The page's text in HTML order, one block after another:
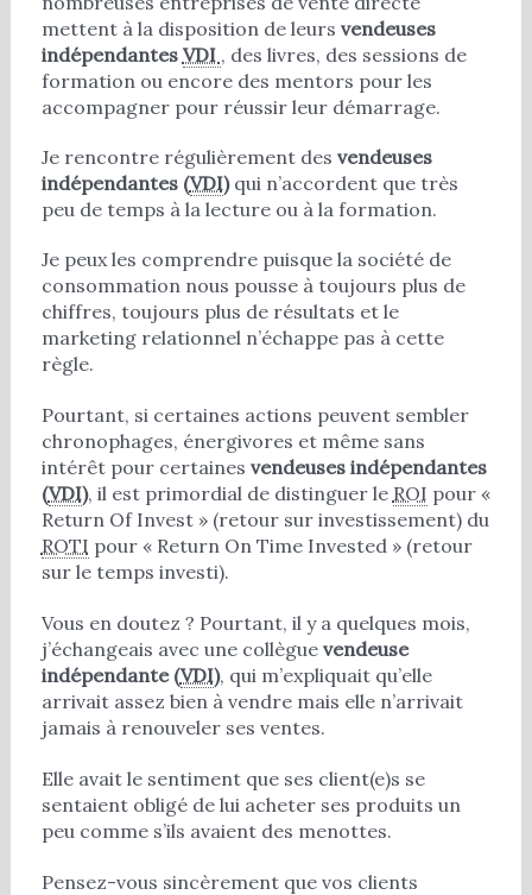
mettent à la disposition de leurs vendeuses
indépendantes VDI , des livres, des sessions de
formation ou encore des mentors pour les
accompagner pour réussir leur démarrage.
Je rencontre régulièrement des vendeuses
indépendantes (VDI)qui n’accordent que très
peu de temps à la lecture ou à la formation.
Je peux les comprendre puisque la société de
consommation nous pousse à toujours plus de
chiffres, toujours plus de résultats et le
marketing relationnel n’échappe pas à cette
règle.
Pourtant, si certaines actions peuvent sembler
chronophages, énergivores et même sans
intérêt pour certaines vendeuses indépendantes
(VDI), il est primordial de distinguer le ROI pour «
Return Of Invest » (retour sur investissement) du
ROTI pour « Return On Time Invested » (retour
sur le temps investi).
Vous en doutez ? Pourtant, il y a quelques mois,
j’échangeais avec une collègue vendeuse
indépendante (VDI), qui m’expliquait qu’elle
arrivait assez bien à vendre mais elle n’arrivait
jamais à renouveler ses ventes.
Elle avait le sentiment que ses client(e)s se
sentaient obligé de lui acheter ses produits un
peu comme s’ils avaient des menottes.
Pensez-vous sincèrement que vos clients